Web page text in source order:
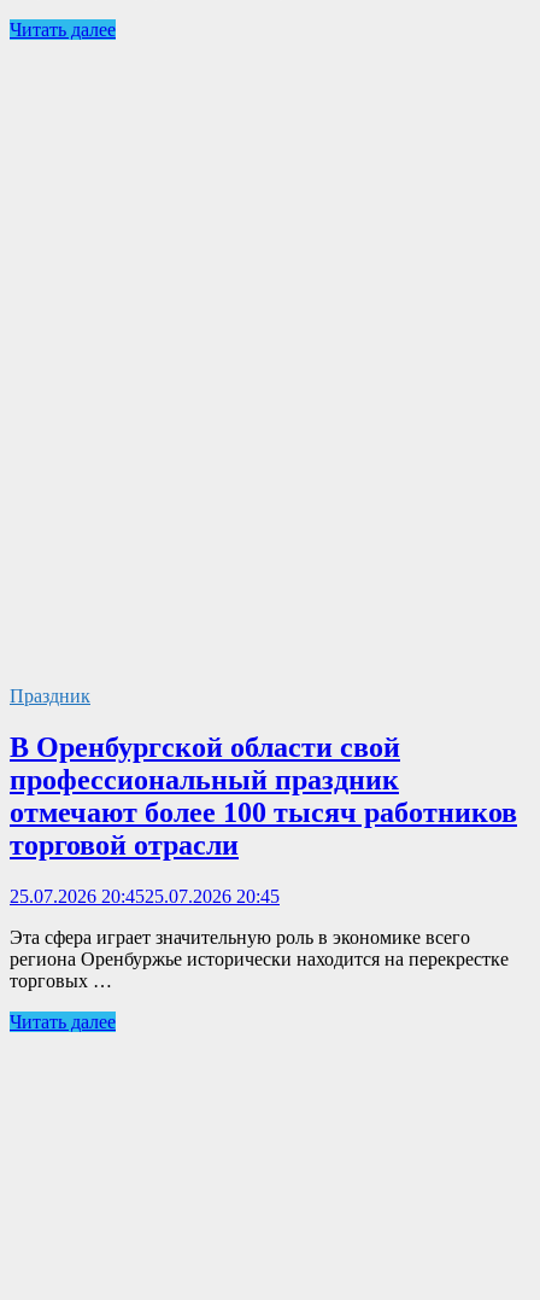
Читать далее
Праздник
В Оренбургской области свой
профессиональный праздник
отмечают более 100 тысяч работников
торговой отрасли
25.07.2026 20:4525.07.2026 20:45
Эта сфера играет значительную роль в экономике всего
региона Оренбуржье исторически находится на перекрестке
торговых …
Читать далее